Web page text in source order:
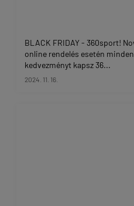
BLACK FRIDAY - 360sport!
online rendelés esetén
kedvezményt kapsz 36...
2024. 11. 16.